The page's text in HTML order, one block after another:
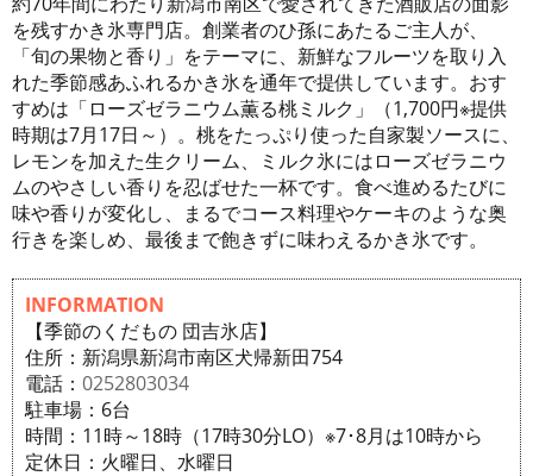
を残すかき氷専門店。創業者のひ孫にあたるご主人が、
「旬の果物と香り」をテーマに、新鮮なフルーツを取り入
れた季節感あふれるかき氷を通年で提供しています。おす
すめは「ローズゼラニウム薫る桃ミルク」（1,700円※提供
時期は7月17日～）。桃をたっぷり使った自家製ソースに、
レモンを加えた生クリーム、ミルク氷にはローズゼラニウ
ムのやさしい香りを忍ばせた一杯です。食べ進めるたびに
味や香りが変化し、まるでコース料理やケーキのような奥
行きを楽しめ、最後まで飽きずに味わえるかき氷です。
INFORMATION
【季節のくだもの 団吉氷店】
住所：新潟県新潟市南区犬帰新田754
電話： 0252803034
駐車場：6台
時間：11時～18時（17時30分LO）※7･8月は10時から
定休日：火曜日、水曜日